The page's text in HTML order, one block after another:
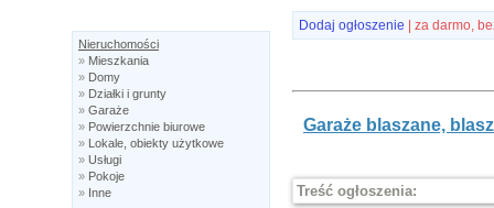
Nieruchomości
» Mieszkania
» Domy
» Działki i grunty
» Garaże
» Powierzchnie biurowe
» Lokale, obiekty użytkowe
» Usługi
» Pokoje
» Inne
Dodaj ogłoszenie | za darmo,
Garaże blaszane,
Treść ogłoszenia: